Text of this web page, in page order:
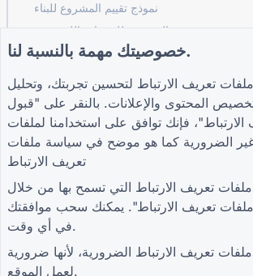
نموذج تقييم المشروع للبناء
نموذج تقييم الموردين للخدمات اللوجستية
نموذج طلب خدمة المرافق
نموذج مشاركة العملاء
انضم إلى المجتمع
أدلة
مركز المساعدة
TIGER FORM الدليل
شركة
خصوصيتك مهمة بالنسبة لنا.
تعريف الارتباط لتحسين تجربتك، وتحليل
المحتوى والإعلانات. بالنقر على "قبول
فإنك توافق على استخدامنا لملفات
غير الضرورية كما هو موضح في سياسة ملفات
تعريف الارتباط
ملفات تعريف الارتباط التي تسمح بها من خلال
ملفات تعريف الارتباط". يمكنك سحب موافقتك
في أي وقت.
تعريف الارتباط الضرورية، لأنها ضرورية
لعمل الموقع.